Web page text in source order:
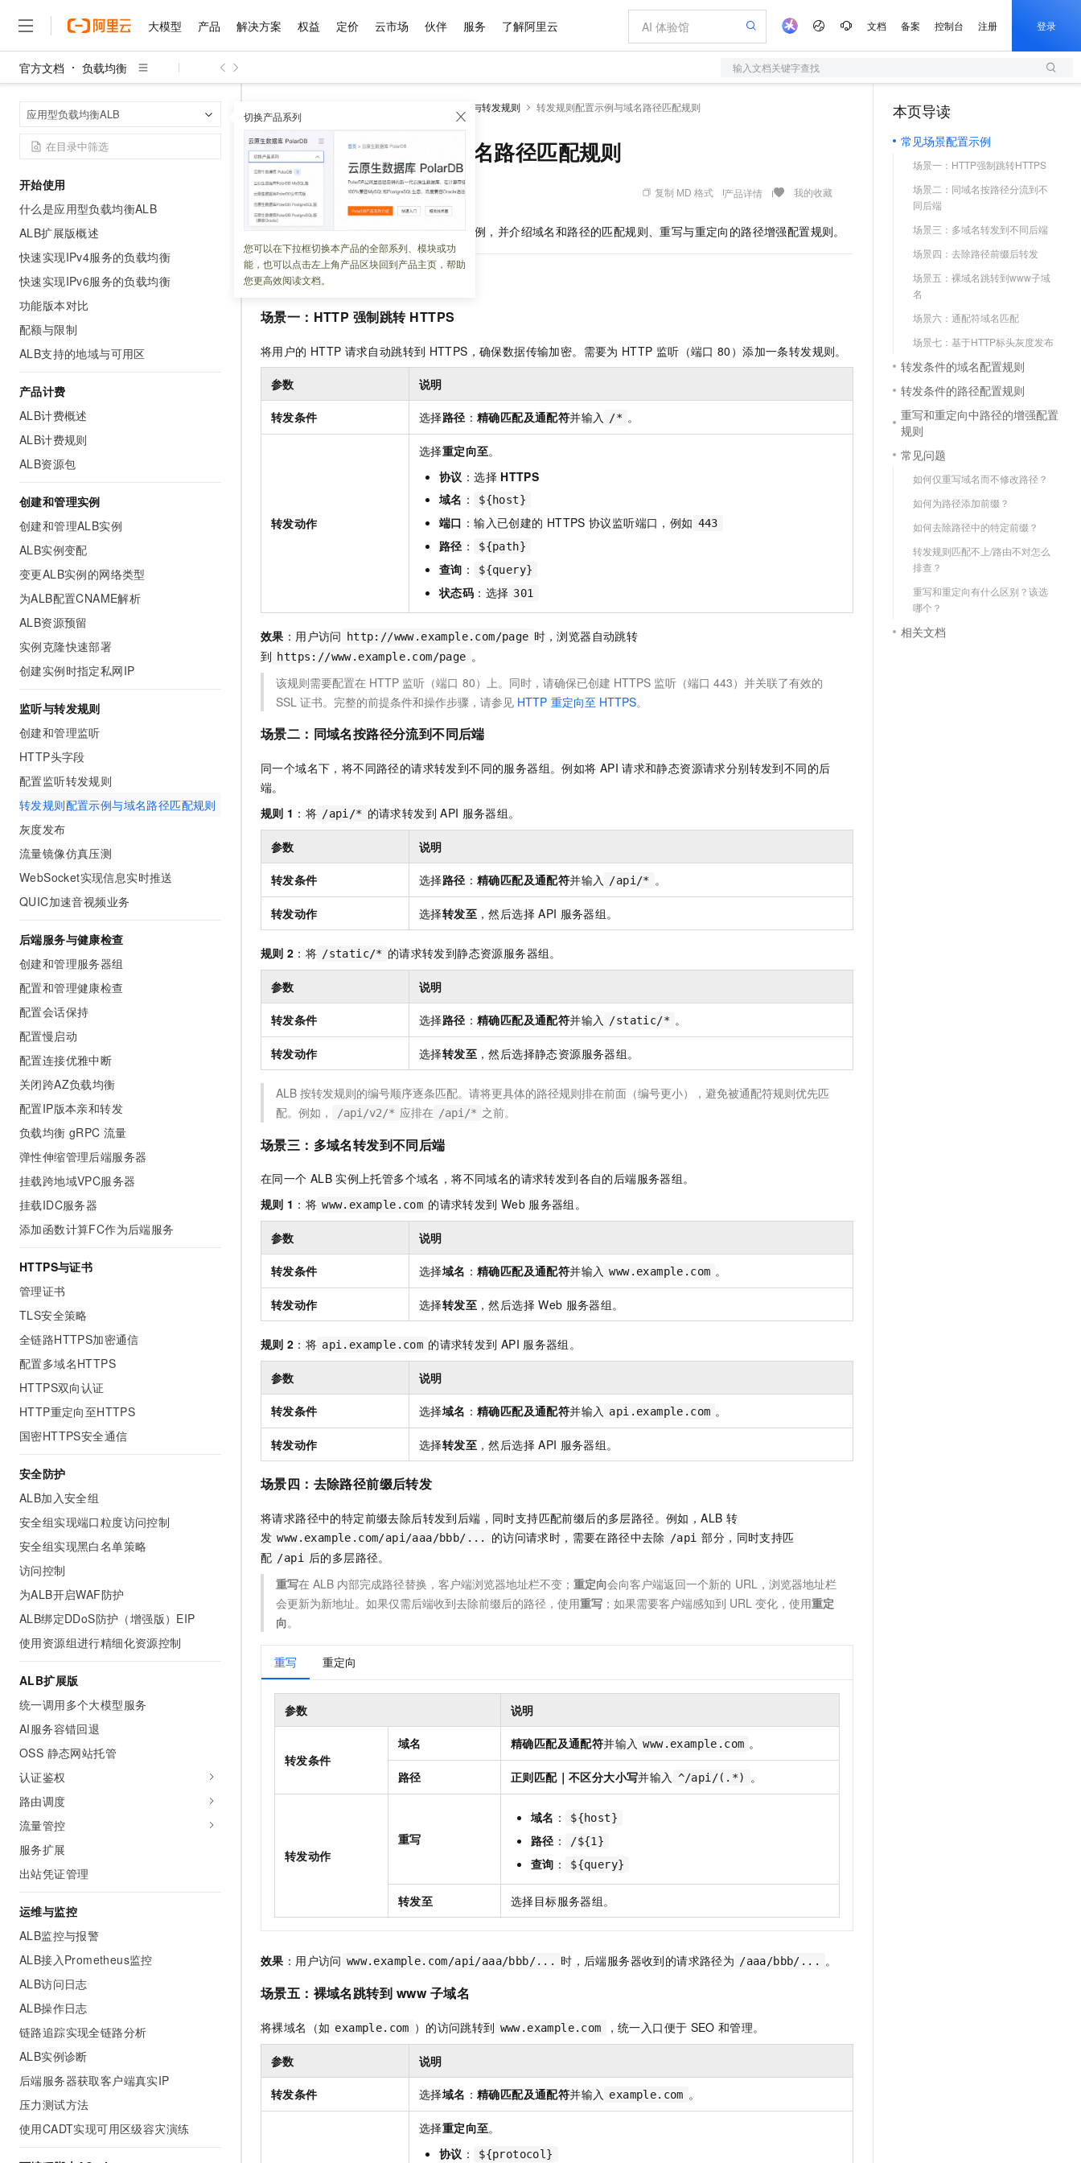
大模型 产品 解决方案 权益 定价 云市场 伙伴 服务 了解阿里云 文档 备案 控制台 注册 登录
官方文档 负载均衡 输入文档关键字查找
应用型负载均衡ALB 切换产品系列
您可以在下拉框切换本产品的全部系列、模块或功
能，也可以点击左上角产品区块回到产品主页，帮助
您更高效阅读文档。
开始使用
什么是应用型负载均衡ALB
ALB扩展版概述
快速实现IPv4服务的负载均衡
快速实现IPv6服务的负载均衡
功能版本对比
配额与限制
ALB支持的地域与可用区
产品计费
ALB计费概述
ALB计费规则
ALB资源包
创建和管理实例
创建和管理ALB实例
ALB实例变配
变更ALB实例的网络类型
为ALB配置CNAME解析
ALB资源预留
实例克隆快速部署
创建实例时指定私网IP
监听与转发规则
创建和管理监听
HTTP头字段
配置监听转发规则
转发规则配置示例与域名路径匹配规则
灰度发布
流量镜像仿真压测
WebSocket实现信息实时推送
QUIC加速音视频业务
后端服务与健康检查
创建和管理服务器组
配置和管理健康检查
配置会话保持
配置慢启动
配置连接优雅中断
关闭跨AZ负载均衡
配置IP版本亲和转发
负载均衡 gRPC 流量
弹性伸缩管理后端服务器
挂载跨地域VPC服务器
挂载IDC服务器
添加函数计算FC作为后端服务
HTTPS与证书
管理证书
TLS安全策略
全链路HTTPS加密通信
配置多域名HTTPS
HTTPS双向认证
HTTP重定向至HTTPS
国密HTTPS安全通信
安全防护
ALB加入安全组
安全组实现端口粒度访问控制
安全组实现黑白名单策略
访问控制
为ALB开启WAF防护
ALB绑定DDoS防护（增强版）EIP
使用资源组进行精细化资源控制
ALB扩展版
统一调用多个大模型服务
AI服务容错回退
OSS 静态网站托管
认证鉴权
路由调度
流量管控
服务扩展
出站凭证管理
运维与监控
ALB监控与报警
ALB接入Prometheus监控
ALB访问日志
ALB操作日志
链路追踪实现全链路分析
ALB实例诊断
后端服务器获取客户端真实IP
压力测试方法
使用CADT实现可用区级容灾演练
监听与转发规则 转发规则配置示例与域名路径匹配规则
转发规则配置示例与域名路径匹配规则
更新时间： 2026-07-24 04:04:11 复制 MD 格式 产品详情 我的收藏
转发规则的常见场景配置示例，并介绍域名和路径的匹配规则、重写与重定向的路径增强配置规则。
常见场景配置示例
场景一：HTTP 强制跳转 HTTPS
将用户的 HTTP 请求自动跳转到 HTTPS，确保数据传输加密。需要为 HTTP 监听（端口 80）添加一条转发规则。
参数 说明
转发条件 选择路径 ：精确匹配及通配符并输入 /* 。
转发动作
选择重定向至。
协议 ：选择 HTTPS
域名 ： ${host}
端口 ：输入已创建的 HTTPS 协议监听端口，例如 443
路径 ： ${path}
查询 ： ${query}
状态码 ：选择 301
效果 ：用户访问 http://www.example.com/page 时，浏览器自动跳转
到 https://www.example.com/page 。
该规则需要配置在 HTTP 监听（端口 80）上。同时，请确保已创建 HTTPS 监听（端口 443）并关联了有效的
SSL 证书。完整的前提条件和操作步骤，请参见 HTTP 重定向至 HTTPS。
场景二：同域名按路径分流到不同后端
同一个域名下，将不同路径的请求转发到不同的服务器组。例如将 API 请求和静态资源请求分别转发到不同的后
端。
规则 1 ：将 /api/* 的请求转发到 API 服务器组。
参数 说明
转发条件 选择路径 ：精确匹配及通配符并输入 /api/* 。
转发动作 选择转发至 ，然后选择 API 服务器组。
规则 2 ：将 /static/* 的请求转发到静态资源服务器组。
参数 说明
转发条件 选择路径 ：精确匹配及通配符并输入 /static/* 。
转发动作 选择转发至 ，然后选择静态资源服务器组。
ALB 按转发规则的编号顺序逐条匹配。请将更具体的路径规则排在前面（编号更小），避免被通配符规则优先匹
配。例如，
/api/v2/* 应排在 /api/* 之前。
场景三：多域名转发到不同后端
在同一个 ALB 实例上托管多个域名，将不同域名的请求转发到各自的后端服务器组。
规则 1 ：将 www.example.com 的请求转发到 Web 服务器组。
参数 说明
转发条件 选择域名 ：精确匹配及通配符并输入 www.example.com 。
转发动作 选择转发至 ，然后选择 Web 服务器组。
规则 2 ：将 api.example.com 的请求转发到 API 服务器组。
参数 说明
转发条件 选择域名 ：精确匹配及通配符并输入 api.example.com 。
转发动作 选择转发至 ，然后选择 API 服务器组。
场景四：去除路径前缀后转发
将请求路径中的特定前缀去除后转发到后端，同时支持匹配前缀后的多层路径。例如，ALB 转
发 www.example.com/api/aaa/bbb/... 的访问请求时，需要在路径中去除 /api 部分，同时支持匹
配 /api
后的多层路径。
重写在 ALB 内部完成路径替换，客户端浏览器地址栏不变；重定向会向客户端返回一个新的 URL，浏览器地址栏
会更新为新地址。如果仅需后端收到去除前缀后的路径，使用重写 ；如果需要客户端感知到 URL 变化，使用重定
向。
重写 重定向
参数 说明
转发条件
域名 精确匹配及通配符并输入 www.example.com 。
路径 正则匹配｜不区分大小写并输入 ^/api/(.*) 。
转发动作
重写
域名 ： ${host}
路径 ： /${1}
查询 ： ${query}
转发至 选择目标服务器组。
效果 ：用户访问 www.example.com/api/aaa/bbb/... 时，后端服务器收到的请求路径为 /aaa/bbb/... 。
场景五：裸域名跳转到 www 子域名
将裸域名（如 example.com ）的访问跳转到 www.example.com ，统一入口便于 SEO 和管理。
参数 说明
转发条件 选择域名 ：精确匹配及通配符并输入 example.com 。
选择重定向至。
协议 ： ${protocol}
本页导读
常见场景配置示例
场景一：HTTP强制跳转HTTPS
场景二：同域名按路径分流到不
同后端
场景三：多域名转发到不同后端
场景四：去除路径前缀后转发
场景五：裸域名跳转到www子域
名
场景六：通配符域名匹配
场景七：基于HTTP标头灰度发布
转发条件的域名配置规则
转发条件的路径配置规则
重写和重定向中路径的增强配置
规则
常见问题
如何仅重写域名而不修改路径？
如何为路径添加前缀？
如何去除路径中的特定前缀？
转发规则匹配不上/路由不对怎么
排查？
重写和重定向有什么区别？该选
哪个？
相关文档
大模型
大模型服务平台百炼
大模型
文本生成
Qwen3.8-Max HOT
智能体时代全能旗舰模型
能看、能想、能动手的多模态智能体模型
Qwen3-VL-Plus
视觉 Coding、空间感知、多模态思考等全面升级
Kimi 最新旗舰模型，长程编程与推理利器
GLM-5.2
1M上下文，专为长程任务能力而生
Wan2.7-T2V
文戏情感细腻自然，动作戏激烈拳拳到肉，实现更强表演能力
语音识别与合成
Qwen3-TTS-Flash
Cosyvoice-V3-Flash
Fun-ASR
大模型服务
千问AI平台-模型体验
在线体验全尺寸、多种模态的模型效果
AI 应用构建
丰富多元化的应用模版和解决方案
大模型服务平台百炼-智能体
灵活可视化地构建企业级 Agent
人工智能平台 PAI
大模型原生应用
千问办公 NEW
一站式AI生产力平台
智能客服平台，对话机器人、对话分析、智能外呼
大模型服务平台百炼 - 全妙
大模型解决方案
快速部署 Dify，高效搭建 AI 应用
依托云原生高可用架构,实现Dify私有化部署
10 分钟在聊天系统中增加一个 AI 助手
10分钟微调：让0.6B模型媲美235B模型
用1%尺寸在特定领域达到大模型90%以上效果
即刻拥有 DeepSeek-R1 满血版
多模态数据信息提取
产品
精选产品
人工智能与机器学习
容器
存储
网络与CDN
中间件
数据库
媒体服务
企业服务与云通信
域名与网站
终端用户计算
Serverless
开发工具
迁移与运维管理
专有云
精选产品
大模型服务平台百炼
大模型服务与应用平台
千问大模型
多元化、高性能、安全可靠的大模型服务
无影云电脑
随时随地安全接入的云上超级电脑
云解析DNS
云原生大数据计算服务 MaxCompute
域名与网站
提供智能易用的域名与建站服务
对象存储 OSS
人工智能平台 PAI 大模型
一站式AI开发、训练和推理服务
Qoder CN
容器服务 Kubernetes 版 ACK
全托管，含MySQL、PostgreSQL、SQL Server、MariaDB多引擎
Qoder
面向真实软件的智能体编程平台
轻量应用服务器
数字证书管理服务（原SSL证书）
实现全站HTTPS，呈现可信的WEB访问
大数据开发治理平台 DataWorks
解决方案
精选解决方案
AI
大数据
现代化应用
可观测
上云与迁云
企业出海
政企业务
精选解决方案
千问办公，解锁你的工作新方式
企业级Agent产品，直接交付可用成果
Agency Agents：拥有专属领域专家
多领域专家智能体,一键组建 AI 虚拟交付团队
HappyHorse 打造一站式影视创作平台
快速拥有专属 OpenClaw
睿译宝，AI翻译排版一步到位
上传文档即自动完成翻译和格式还原
GLM-5.2：长任务时代开源旗舰模型
Hermes Agent，打造自进化智能体
自主进化，持久记忆，越用越聪明
Claude Code + GStack 打造工程团队
轻松解锁专属 DeepSeek-V4-Pro
5 分钟轻松部署专属 QwenPaw HOT
从聊天伙伴进化为能主动干活的本地数字员工
一句话生成原生可编辑精美 PPT 文稿
输入一句话想法, 轻松生成专业的 PPT
一键部署幻兽帕鲁游戏服务器 HOT
一键购买专属联机服务器，轻松开启游戏
漫剧工坊：一站式动画创作平台
10 分钟搭建微信、支付宝小程序
高效部署网站，快速应用到小程序
权益 普惠上云
普惠上云 官方力荐
云服务器38元/年起，超值低价云产品抢先购
官方推荐返现计划
推荐新用户得奖励，单订单最高返9万
云工开物
高校专属算力普惠，学生认证享300元代金券
免费试用
解决方案免费试用 新老同享
1亿+ 大模型 tokens 和 30+ 款产品免费体验
140+云产品 免费试用
AI 特惠
智启 AI 普惠权益
至高享 1亿+免费 tokens，加速 Al 应用落地
阿里云 OPC 创新助力计划
至高百万元 Token 补贴，加速一人公司成长
Token Plan 模型订阅计划
Qwen3.8-Max 首发尝鲜，限时加量 10 倍，夜间低至2折
千问办公，限时限量积分加倍
万小智 AI 建站低至 15元/月
AI 场景体验
从图文生成到视频创作，一键激活电商全链路生产力
AI 广告创作
图文、视频一站生成，高效打造优质广告素材
AI 活动
AI 生产力先锋
先锋实践拓展 AI 生产力的边界
飞天发布时刻
所见，即是所愿
上云场景组合购
覆盖90%+业务场景，专享组合折扣价
云聚AI 严选权益
精选AI产品，从模型到应用全链提效
AI 用量加速计划
新老同享，达量后返
定价 产品定价
了解云产品的定价详情
云上成本管理
管理和优化成本
价格计算器
自助选配和估算价格
价格优势
推动算力普惠，释放技术红利
配置报价器
阿里云 OPC 创新助力计划
Token 补贴，五大权
益加速 OPC 成功
云市场 精选商城
网站建设
多端小程序
Salesforce 国际版订阅
友盟天域
观测云
Tuya 物联网平台阿里云版
电子合同
畅捷通
Tableau 订阅
AI空中课堂在线直播课堂（旗舰版）
开发者生态解决方案
数据与 API
数据集
手机三要素
身份实名认证
短信
OCR 文字识别
发票查验
快递物流查询
企业应用
CRM
财税管理
400电话
广告营销
基础软件
JAVA
Ubuntu
定制建站
APP 开发
专业服务
SSL 证书
主机安全
AI 应用及服务市场
自然语言处理
数据标注
伙伴 成为销售伙伴
分销伙伴
咨询伙伴
销售伙伴合作计划
Salesforce On Alibaba Cloud
Consulting Partner 合作计划
成为产品伙伴
产品生态集成认证中心
产品生态伙伴
产品生态伙伴工作台
产品伙伴合作计划
云网络合作计划
服务生态伙伴
服务伙伴合作计划
Al MaaS 服务伙伴赋能合作
伙伴信用分合作计划
更多支持
合作伙伴培训与认证
查询合作伙伴
登录合作伙伴管理后台
服务 售前咨询
在线服务
售后服务
自助服务
工单服务
短信专区
企业增值服务
企业支持计划
专家技术服务
企业增值服务台
企业成长
服务实践
阿里云认证
信息公告
开发者社区
我要反馈
了解阿里云 为什么选择阿里云
什么是云计算
技术领先
稳定可靠
安全合规
分析师报告
研究报告与白皮书
天池大赛
AI 算法大赛
云开发大赛
最佳实践
云上春晚
云上奥运之旅
云栖战略参考
云上的中国
看见新力量
金融模力时刻
市场活动
云工开物
科研合作
加入我们